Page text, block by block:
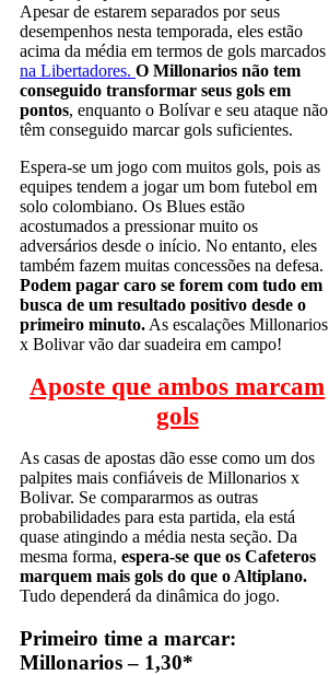
Apesar de estarem separados por seus
desempenhos nesta temporada, eles estão
acima da média em termos de gols marcados
na Libertadores. O Millonarios não tem
conseguido transformar seus gols em
pontos, enquanto o Bolívar e seu ataque não
têm conseguido marcar gols suficientes.
Espera-se um jogo com muitos gols, pois as
equipes tendem a jogar um bom futebol em
solo colombiano. Os Blues estão
acostumados a pressionar muito os
adversários desde o início. No entanto, eles
também fazem muitas concessões na defesa.
Podem pagar caro se forem com tudo em
busca de um resultado positivo desde o
primeiro minuto. As escalações Millonarios
x Bolivar vão dar suadeira em campo!
Aposte que ambos marcam
gols
As casas de apostas dão esse como um dos
palpites mais confiáveis de Millonarios x
Bolivar. Se compararmos as outras
probabilidades para esta partida, ela está
quase atingindo a média nesta seção. Da
mesma forma, espera-se que os Cafeteros
marquem mais gols do que o Altiplano.
Tudo dependerá da dinâmica do jogo.
Primeiro time a marcar:
Millonarios – 1,30*